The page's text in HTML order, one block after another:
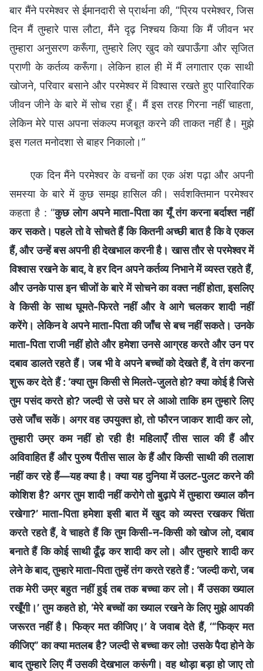
बार मैंने परमेश्वर से ईमानदारी से प्रार्थना की, “प्रिय परमेश्वर, जिस
दिन मैं तुम्हारे पास लौटा, मैंने दृढ़ निश्चय किया कि मैं जीवन भर
तुम्हारा अनुसरण करूँगा, तुम्हारे लिए खुद को खपाऊँगा और सृजित
प्राणी के कर्तव्य करूँगा। लेकिन हाल ही में मैं लगातार एक साथी
खोजने, परिवार बसाने और परमेश्वर में विश्वास रखते हुए पारिवारिक
जीवन जीने के बारे में सोच रहा हूँ। मैं इस तरह गिरना नहीं चाहता,
लेकिन मेरे पास अपना संकल्प मजबूत करने की ताकत नहीं है। मुझे
इस गलत मनोदशा से बाहर निकालो।”
एक दिन मैंने परमेश्वर के वचनों का एक अंश पढ़ा और अपनी
समस्या के बारे में कुछ समझ हासिल की। सर्वशक्तिमान परमेश्वर
कहता है : “कुछ लोग अपने माता-पिता का यूँ तंग करना बर्दाश्त नहीं
कर सकते। पहले तो वे सोचते हैं कि कितनी अच्छी बात है कि वे एकल
हैं, और उन्हें बस अपनी ही देखभाल करनी है। खास तौर से परमेश्वर में
विश्वास रखने के बाद, वे हर दिन अपने कर्तव्य निभाने में व्यस्त रहते हैं,
और उनके पास इन चीजों के बारे में सोचने का वक्त नहीं होता, इसलिए
वे किसी के साथ घूमते-फिरते नहीं और वे आगे चलकर शादी नहीं
करेंगे। लेकिन वे अपने माता-पिता की जाँच से बच नहीं सकते। उनके
माता-पिता राजी नहीं होते और हमेशा उनसे आग्रह करते और उन पर
दबाव डालते रहते हैं। जब भी वे अपने बच्चों को देखते हैं, वे तंग करना
शुरू कर देते हैं : ‘क्या तुम किसी से मिलते-जुलते हो? क्या कोई है जिसे
तुम पसंद करते हो? जल्दी से उसे घर ले आओ ताकि हम तुम्हारे लिए
उसे जाँच सकें। अगर वह उपयुक्त हो, तो फौरन जाकर शादी कर लो,
तुम्हारी उम्र कम नहीं हो रही है! महिलाएँ तीस साल की हैं और
अविवाहित हैं और पुरुष पैंतीस साल के हैं और किसी साथी की तलाश
नहीं कर रहे हैं—यह क्या है। क्या यह दुनिया में उलट-पुलट करने की
कोशिश है? अगर तुम शादी नहीं करोगे तो बुढ़ापे में तुम्हारा ख्याल कौन
रखेगा?’ माता-पिता हमेशा इसी बात में खुद को व्यस्त रखकर चिंता
करते रहते हैं, वे चाहते हैं कि तुम किसी-न-किसी को खोज लो, दबाव
बनाते हैं कि कोई साथी ढूँढ़ कर शादी कर लो। और तुम्हारे शादी कर
लेने के बाद, तुम्हारे माता-पिता तुम्हें तंग करते रहते हैं : ‘जल्दी करो, जब
तक मेरी उम्र बहुत नहीं हुई तब तक बच्चा कर लो। मैं उसका ख्याल
रखूँगी।’ तुम कहते हो, ‘मेरे बच्चों का ख्याल रखने के लिए मुझे आपकी
जरूरत नहीं है। फिक्र मत कीजिए।’ वे जवाब देते हैं, ‘“फिक्र मत
कीजिए” का क्या मतलब है? जल्दी से बच्चा कर लो! उसके पैदा होने के
बाद तुम्हारे लिए मैं उसकी देखभाल करूंगी। वह थोड़ा बड़ा हो जाए तो